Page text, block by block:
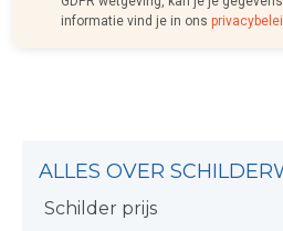
informatie vind je in ons
ALLES OVER
Schilder prijs